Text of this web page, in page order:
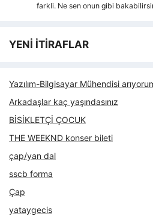
farkli. Ne sen onun gibi
YENİ İTİRAFLAR
Yazılım-Bilgisayar Mühendisi
Arkadaşlar kaç yaşındasınız
BİSİKLETÇİ ÇOCUK
THE WEEKND konser bileti
çap/yan dal
sscb forma
Çap
yataygecis